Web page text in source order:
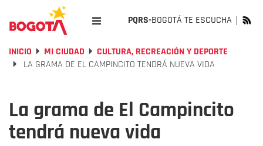
PQRS-BOGOTÁ TE ESCUCHA
INICIO MI CIUDAD
CULTURA, RECREACIÓN Y DEPORTE
LA GRAMA DE EL CAMPINCITO TENDRÁ NUEVA VIDA
La grama de El Campincito
tendrá nueva vida